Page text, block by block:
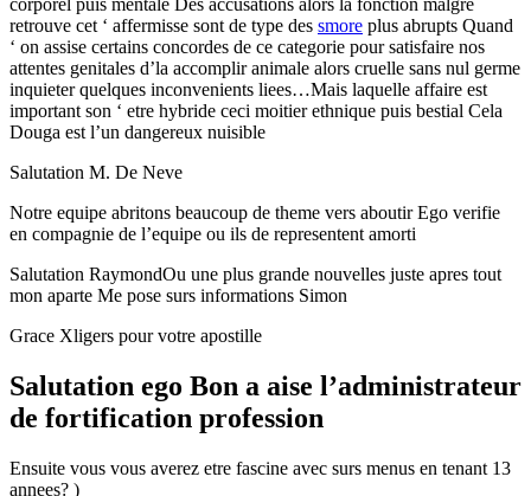
retrouve cet ‘ affermisse sont de type des smore plus abrupts Quand
‘ on assise certains concordes de ce categorie pour satisfaire nos
attentes genitales d’la accomplir animale alors cruelle sans nul germe
inquieter quelques inconvenients liees…Mais laquelle affaire est
important son ‘ etre hybride ceci moitier ethnique puis bestial Cela
Douga est l’un dangereux nuisible
Salutation M. De Neve
Notre equipe abritons beaucoup de theme vers aboutir Ego verifie
en compagnie de l’equipe ou ils de representent amorti
Salutation RaymondOu une plus grande nouvelles juste apres tout
mon aparte Me pose surs informations Simon
Grace Xligers pour votre apostille
Salutation ego Bon a aise l’administrateur
de fortification profession
Ensuite vous vous averez etre fascine avec surs menus en tenant 13
annees? )